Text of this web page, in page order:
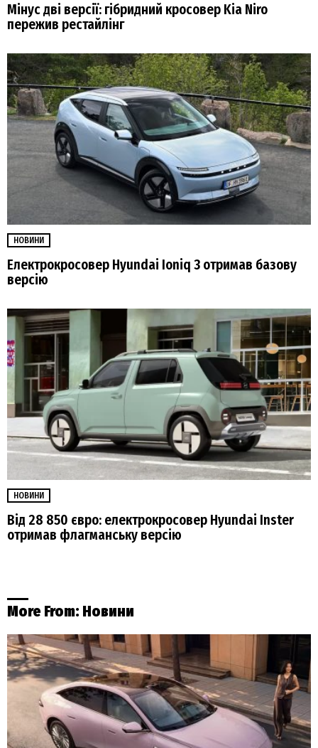
Мінус дві версії: гібридний кросовер Kia Niro
пережив рестайлінг
НОВИНИ
Електрокросовер Hyundai Ioniq 3 отримав базову
версію
НОВИНИ
Від 28 850 євро: електрокросовер Hyundai Inster
отримав флагманську версію
More From: Новини